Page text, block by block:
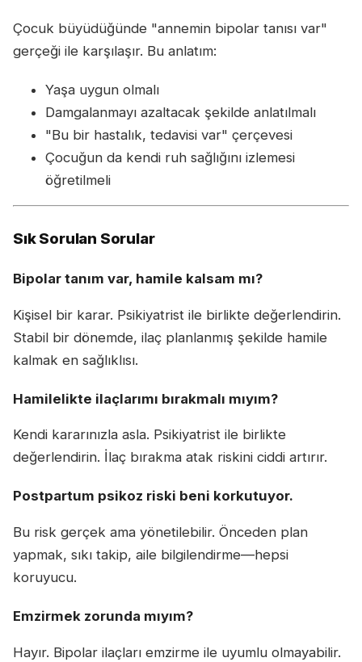
Çocuk büyüdüğünde "annemin bipolar tanısı var"
gerçeği ile karşılaşır. Bu anlatım:
Yaşa uygun olmalı
Damgalanmayı azaltacak şekilde anlatılmalı
"Bu bir hastalık, tedavisi var" çerçevesi
Çocuğun da kendi ruh sağlığını izlemesi
öğretilmeli
Sık Sorulan Sorular
Bipolar tanım var, hamile kalsam mı?
Kişisel bir karar. Psikiyatrist ile birlikte değerlendirin.
Stabil bir dönemde, ilaç planlanmış şekilde hamile
kalmak en sağlıklısı.
Hamilelikte ilaçlarımı bırakmalı mıyım?
Kendi kararınızla asla. Psikiyatrist ile birlikte
değerlendirin. İlaç bırakma atak riskini ciddi artırır.
Postpartum psikoz riski beni korkutuyor.
Bu risk gerçek ama yönetilebilir. Önceden plan
yapmak, sıkı takip, aile bilgilendirme—hepsi
koruyucu.
Emzirmek zorunda mıyım?
Hayır. Bipolar ilaçları emzirme ile uyumlu olmayabilir.